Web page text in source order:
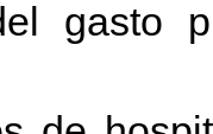
gasto